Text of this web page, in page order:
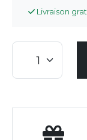
Livraison